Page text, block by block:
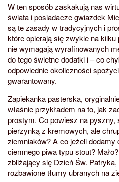
W ten sposób zaskakują nas
świata i posiadacze gwiazdek
są te zasady w tradycyjnych i
które opierają się zwykle na
nie wymagają wyrafinowanych
do tego świetne dodatki i – co
odpowiednie okoliczności
gwarantowany.
Zapiekanka pasterska,
właśnie przykładem na to, jak
prostym. Co powiesz na
pierzynką z kremowych, ale
ziemniaków? A co jeżeli dodamy
ciemnego piwa typu stout?
zbliżający się Dzień Św.
rozbawione tłumy ubranych na